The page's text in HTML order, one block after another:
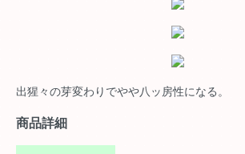
出猩々の芽変わりでやや八ッ房性になる。
商品詳細